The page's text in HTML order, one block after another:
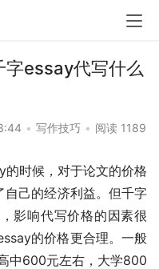
字essay代写什么
• 写作技巧 • 阅读 1189
时候，对于论文的价格
己的经济利益。但千字
影响代写价格的因素很
的价格更合理。 一般
中600元左右，大学800